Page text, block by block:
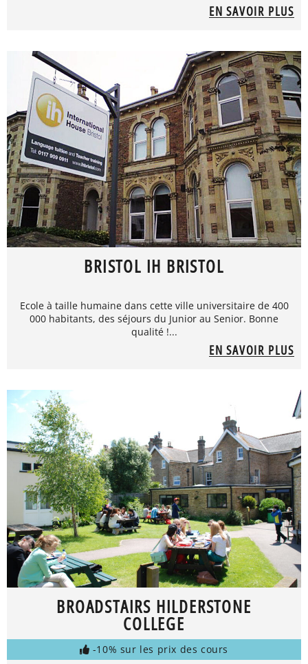
EN SAVOIR PLUS
BRISTOL IH BRISTOL
Ecole à taille humaine dans cette ville universitaire de 400
000 habitants, des séjours du Junior au Senior. Bonne
qualité !...
EN SAVOIR PLUS
BROADSTAIRS HILDERSTONE
COLLEGE
-10% sur les prix des cours